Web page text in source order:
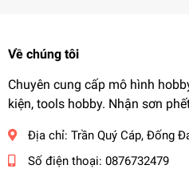
Về chúng tôi
Chuyên cung cấp mô hình
kiện, tools hobby. Nhận sơn
Địa chỉ: Trần Quý Cáp, Đống
Số điện thoại: 0876732479